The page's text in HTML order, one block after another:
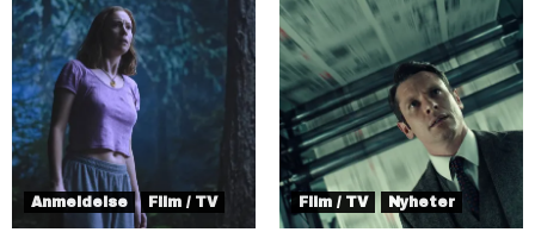
Anmeldelse Film / TV Film / TV Nyheter